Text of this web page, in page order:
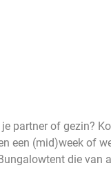
partner of gezin?
een (mid)week of
die van